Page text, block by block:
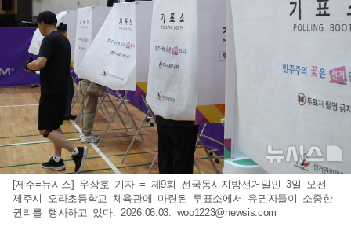
[제주=뉴시스] 우장호 기자 = 제9회 전국동시지방선거일인 3일 오전
제주시 오라초등학교 체육관에 마련된 투표소에서 유권자들이 소중한
권리를 행사하고 있다. 2026.06.03. woo1223@newsis.com